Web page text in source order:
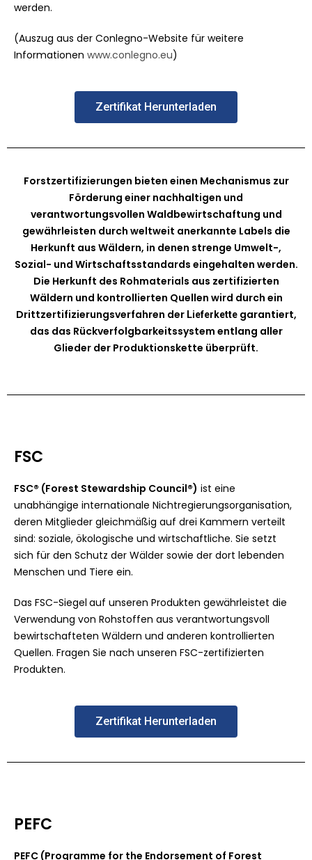
werden.
(Auszug aus der Conlegno-Website für weitere
Informationen www.conlegno.eu)
Zertifikat Herunterladen
Forstzertifizierungen bieten einen Mechanismus zur
Förderung einer nachhaltigen und
verantwortungsvollen Waldbewirtschaftung und
gewährleisten durch weltweit anerkannte Labels die
Herkunft aus Wäldern, in denen strenge Umwelt-,
Sozial- und Wirtschaftsstandards eingehalten werden.
Die Herkunft des Rohmaterials aus zertifizierten
Wäldern und kontrollierten Quellen wird durch ein
Drittzertifizierungsverfahren der Lieferkettegarantiert,
das das Rückverfolgbarkeitssystem entlang aller
Glieder der Produktionskette überprüft.
FSC
FSC® (Forest Stewardship Council®) ist eine
unabhängige internationale Nichtregierungsorganisation,
deren Mitglieder gleichmäßig auf drei Kammern verteilt
sind: soziale, ökologische und wirtschaftliche. Sie setzt
sich für den Schutz der Wälder sowie der dort lebenden
Menschen und Tiere ein.
Das FSC-Siegel auf unseren Produkten gewährleistet die
Verwendung von Rohstoffen aus verantwortungsvoll
bewirtschafteten Wäldern und anderen kontrollierten
Quellen. Fragen Sie nach unseren FSC-zertifizierten
Produkten.
Zertifikat Herunterladen
PEFC
PEFC (Programme for the Endorsement of Forest